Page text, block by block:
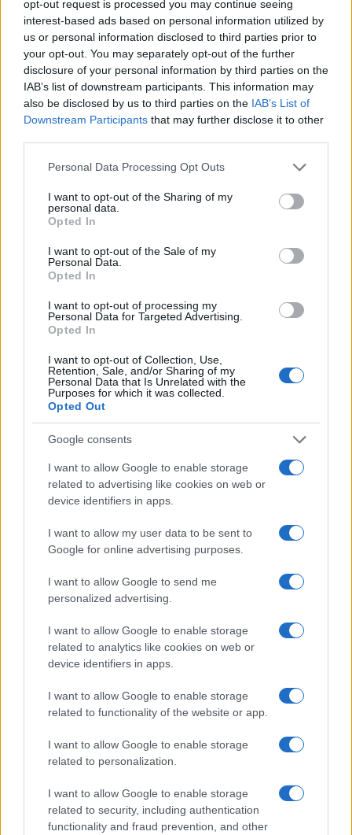
opt-out request is processed you may continue seeing
interest-based ads based on personal information utilized by
us or personal information disclosed to third parties prior to
your opt-out. You may separately opt-out of the further
disclosure of your personal information by third parties on the
IAB’s list of downstream participants. This information may
also be disclosed by us to third parties on the IAB’s List of
Downstream Participants that may further disclose it to other
Please note that this website/app uses one or more Google
not limited to your visit or usage behaviour. You may click to
grant or deny consent to Google and its third-party tags to
use your data for below specified purposes in below Google
consent section.
Personal Data Processing Opt Outs
I want to opt-out of the Sharing of my
personal data.
Opted In
I want to opt-out of the Sale of my
Personal Data.
Opted In
I want to opt-out of processing my
Personal Data for Targeted Advertising.
Opted In
I want to opt-out of Collection, Use,
Retention, Sale, and/or Sharing of my
Personal Data that Is Unrelated with the
Purposes for which it was collected.
Opted Out
Google consents
I want to allow Google to enable storage
related to advertising like cookies on web or
device identifiers in apps.
I want to allow my user data to be sent to
Google for online advertising purposes.
I want to allow Google to send me
personalized advertising.
I want to allow Google to enable storage
related to analytics like cookies on web or
device identifiers in apps.
I want to allow Google to enable storage
related to functionality of the website or app.
I want to allow Google to enable storage
related to personalization.
I want to allow Google to enable storage
related to security, including authentication
functionality and fraud prevention, and other
In conclusione, laFashion Weekrappresenta
un’opportunità unica per esprimere la propria
identità attraverso la moda. Durante questo evento,
è possibile esplorare outfit autunnali che
rispecchiano il proprio stile personale, giocare con
colori e materiali, e non dimenticare di aggiungere
e riconoscibile.
Staff
Continua a leggere
LIFESTYLE